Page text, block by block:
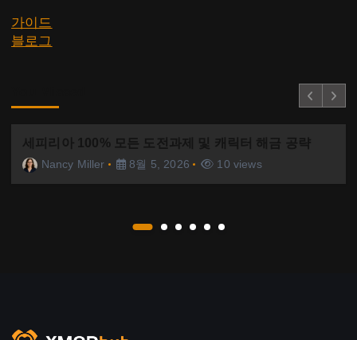
가이드
블로그
세피리아 100% 모든 도전과제 및 캐릭터 해금 공략
Nancy Miller 8월 5, 2026 10 views